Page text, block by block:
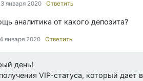
января 2020 Ответить
аналитика от какого депозита?
января 2020 Ответить
день!
VIP-статуса, который